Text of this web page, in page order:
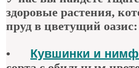
здоровые растения,
пруд в цветущий оазис:
• Кувшинки и